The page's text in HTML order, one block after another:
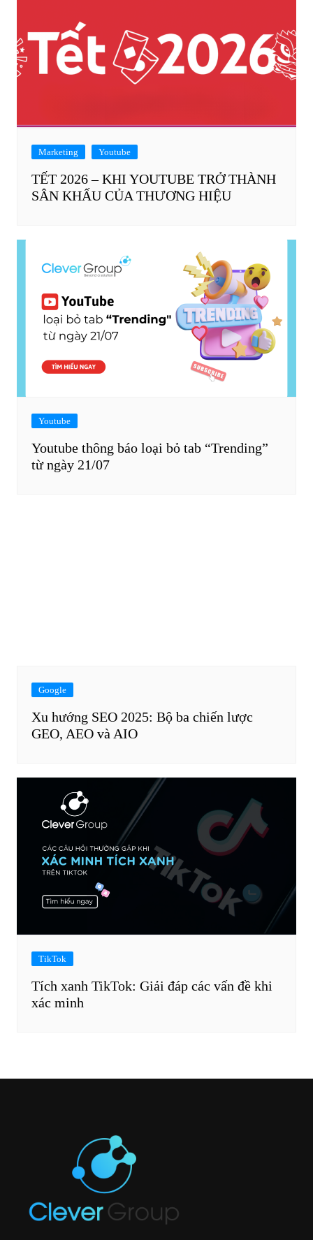
Marketing Youtube
TẾT 2026 – KHI YOUTUBE TRỞ THÀNH
SÂN KHẤU CỦA THƯƠNG HIỆU
Youtube
Youtube thông báo loại bỏ tab “Trending”
từ ngày 21/07
Google
Xu hướng SEO 2025: Bộ ba chiến lược
GEO, AEO và AIO
TikTok
Tích xanh TikTok: Giải đáp các vấn đề khi
xác minh